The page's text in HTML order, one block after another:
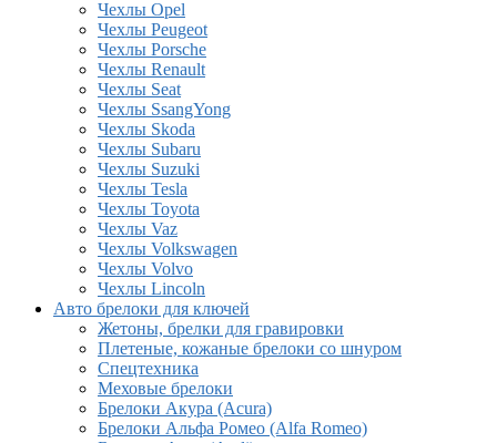
Чехлы Opel
Чехлы Peugeot
Чехлы Porsche
Чехлы Renault
Чехлы Seat
Чехлы SsangYong
Чехлы Skoda
Чехлы Subaru
Чехлы Suzuki
Чехлы Tesla
Чехлы Toyota
Чехлы Vaz
Чехлы Volkswagen
Чехлы Volvo
Чехлы Lincoln
Авто брелоки для ключей
Жетоны, брелки для гравировки
Плетеные, кожаные брелоки со шнуром
Спецтехника
Меховые брелоки
Брелоки Акура (Acura)
Брелоки Альфа Ромео (Alfa Romeo)